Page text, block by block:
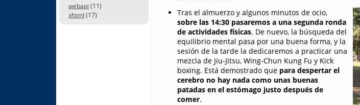
webapi (11)
xhtml (17)
Tras el almuerzo y algunos minutos de ocio,
sobre las 14:30 pasaremos a una segunda ronda
de actividades físicas. De nuevo, la búsqueda del
equilibrio mental pasa por una buena forma, y la
sesión de la tarde la dedicaremos a practicar una
mezcla de Jiu-Jitsu, Wing-Chun Kung Fu y Kick
boxing. Está demostrado que para despertar el
cerebro no hay nada como unas buenas
patadas en el estómago justo después de
comer.